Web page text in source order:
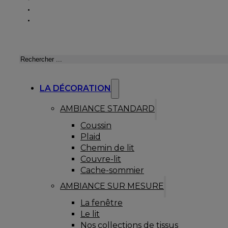
Rechercher
LA DÉCORATION
AMBIANCE STANDARD
Coussin
Plaid
Chemin de lit
Couvre-lit
Cache-sommier
AMBIANCE SUR MESURE
La fenêtre
Le lit
Nos collections de tissus